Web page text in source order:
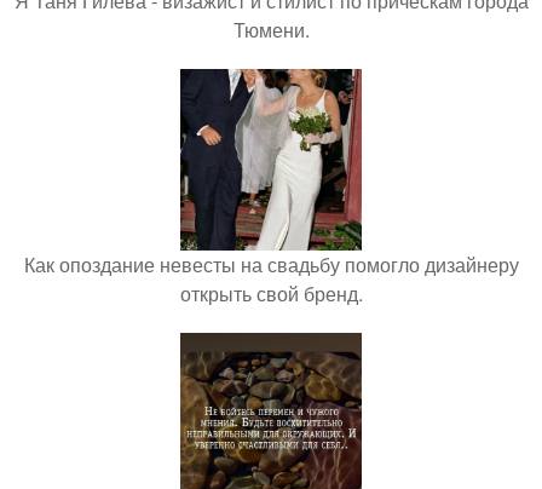
Тюмени.
Как опоздание невесты на свадьбу помогло дизайнеру
открыть свой бренд.